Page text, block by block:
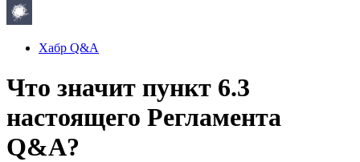
Хабр Q&A
Что значит пункт 6.3
настоящего Регламента
Q&A?